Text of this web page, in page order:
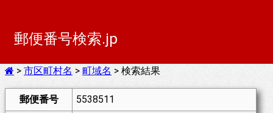
郵便番号検索.jp
> 市区町村名 > 町域名 > 検索結果
郵便番号
5538511